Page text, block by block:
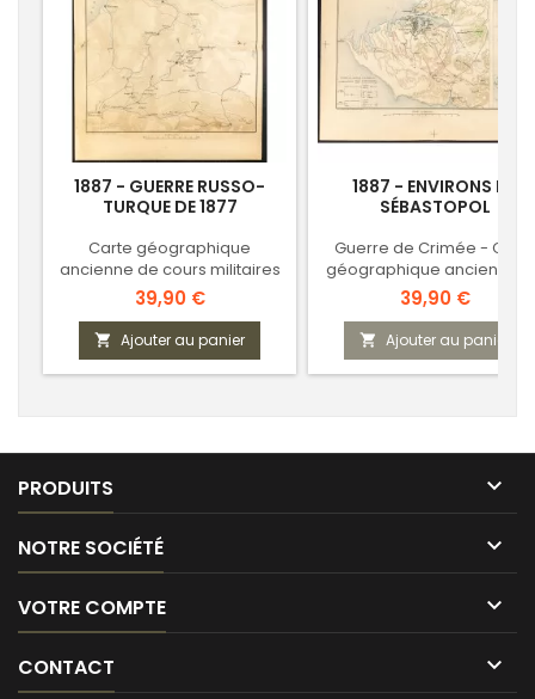
1887 - GUERRE RUSSO-
TURQUE DE 1877
Carte géographique
ancienne de cours militaires
Prix
39,90 €
 Ajouter au panier
1887 - ENVIRONS DE
SÉBASTOPOL
Guerre de Crimée - Carte
géographique ancienne
cours militaires
Prix
39,90 €
 Ajouter au panier
PRODUITS 
NOTRE SOCIÉTÉ 
VOTRE COMPTE 
CONTACT 